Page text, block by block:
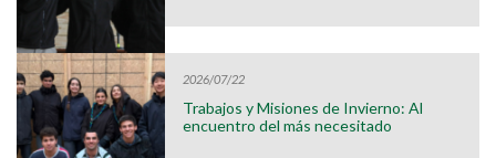
2026/07/22
Trabajos y Misiones de Invierno: Al
encuentro del más necesitado